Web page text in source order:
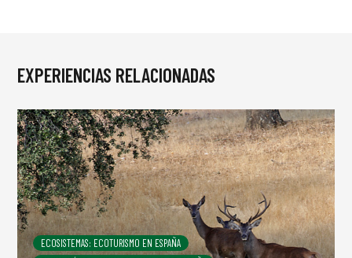
EXPERIENCIAS RELACIONADAS
ECOSISTEMAS: ECOTURISMO EN ESPAÑA